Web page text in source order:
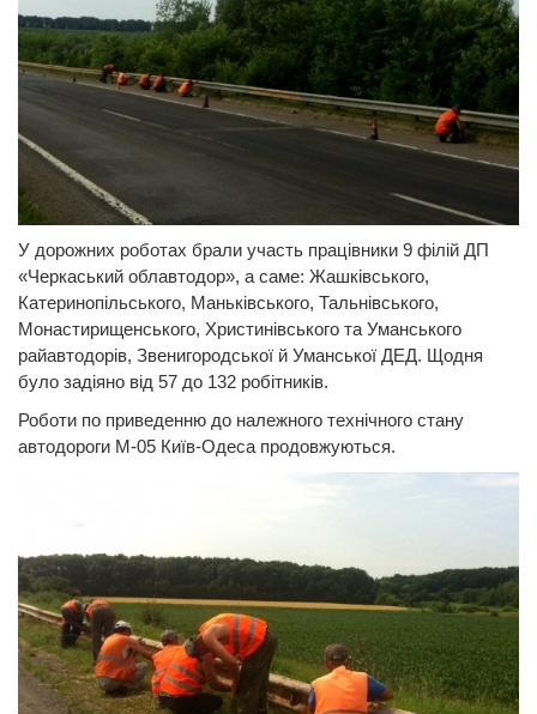
У дорожних роботах брали участь працівники 9 філій ДП
«Черкаський облавтодор», а саме: Жашківського,
Катеринопільського, Маньківського, Тальнівського,
Монастирищенського, Христинівського та Уманського
райавтодорів, Звенигородської й Уманської ДЕД. Щодня
було задіяно від 57 до 132 робітників.
Роботи по приведенню до належного технічного стану
автодороги М-05 Київ-Одеса продовжуються.